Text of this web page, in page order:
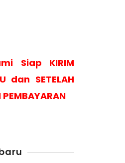
Siap KIRIM
dan SETELAH